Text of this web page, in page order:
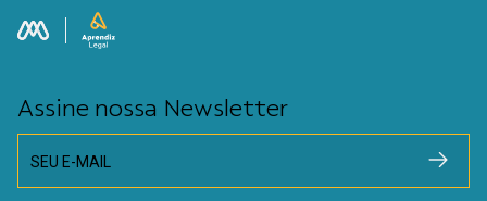
Assine nossa Newsletter
SEU E-MAIL